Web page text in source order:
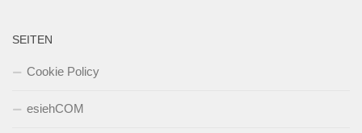
SEITEN
Cookie Policy
esiehCOM